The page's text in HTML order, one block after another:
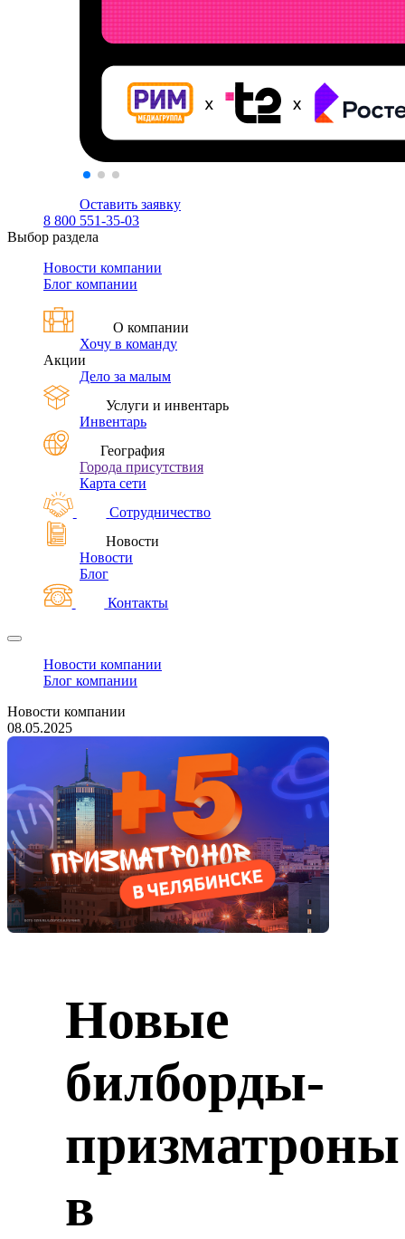
Оставить заявку
8 800 551-35-03
Выбор раздела
Новости компании
Блог компании
О компании
Хочу в команду
Акции
Дело за малым
Услуги и инвентарь
Инвентарь
География
Города присутствия
Карта сети
Сотрудничество
Новости
Новости
Блог
Контакты
Новости компании
Блог компании
Новости компании
08.05.2025
Новые
билборды-
призматроны
в